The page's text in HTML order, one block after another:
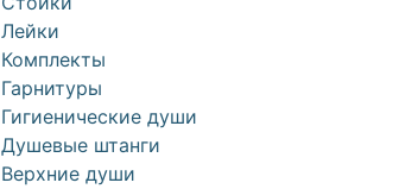
Лейки
Комплекты
Гарнитуры
Гигиенические души
Душевые штанги
Верхние души